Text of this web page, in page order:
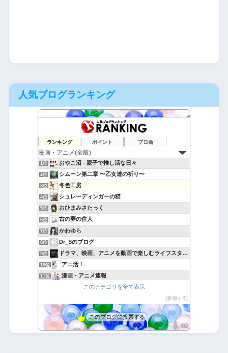
人気ブログランキング
ランキング ポイント ブロ画
1位 おやこ沼 - 親子で推し活な日々
2位 シムーン第二章 〜乙女達の祈り〜
3位 冬色工房
4位 シュレーディンガーの猫
5位 おひまみさたっく
6位 古の夢の住人
7位 かわゆら
8位 Dr_Sのブログ
9位 ドラマ、映画、アニメを動画で楽しむライフスタイル
10位 アニ活！
11位 漫画・アニメ速報
たつみんの気ままな喫茶店
14位 バカには見えない服はバカに裸を見られる服
15位 完全趣味（裏）
このカテゴリを全て表示
参加する
このブログに投票する